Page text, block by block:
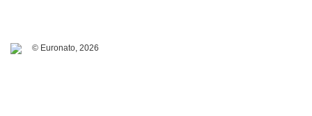
© Euronato, 2026